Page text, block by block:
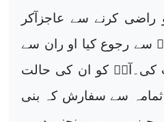
راضی کرنے سے عاجزآکر
سے رجوع کیا او ران سے
کی۔آپؐ کو ان کی حالت
ثمامہ سے سفارش کہ بنی